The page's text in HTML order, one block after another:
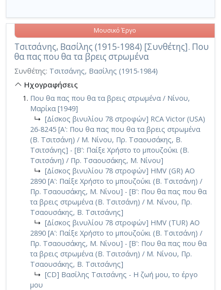
Τσιτσάνης, Βασίλης (1915-1984) [Συνθέτης]. Που
θα πας που θα τα βρεις στρωμένα
Μουσικό Έργο
Συνθέτης: Τσιτσάνης, Βασίλης (1915-1984)
Ηχογραφήσεις
Που θα πας που θα τα βρεις στρωμένα / Νίνου,
Μαρίκα [1949]
↳ [Δίσκος βινυλίου 78 στροφών] RCA Victor (USA)
26-8245 [Α': Που θα πας που θα τα βρεις στρωμένα
(Β. Τσιτσάνη) / Μ. Νίνου, Πρ. Τσαουσάκης, Β.
Τσιτσάνης] - [Β': Παίξε Χρήστο το μπουζούκι (Β.
Τσιτσάνη) / Πρ. Τσαουσάκης, Μ. Νίνου]
↳ [Δίσκος βινυλίου 78 στροφών] HMV (GR) AO
2890 [Α': Παίξε Χρήστο το μπουζούκι (Β. Τσιτσάνη) /
Πρ. Τσαουσάκης, Μ. Νίνου] - [Β': Που θα πας που θα
τα βρεις στρωμένα (Β. Τσιτσάνη) / Μ. Νίνου, Πρ.
Τσαουσάκης, Β. Τσιτσάνης]
↳ [Δίσκος βινυλίου 78 στροφών] HMV (TUR) AO
2890 [Α': Παίξε Χρήστο το μπουζούκι (Β. Τσιτσάνη) /
Πρ. Τσαουσάκης, Μ. Νίνου] - [Β': Που θα πας που θα
τα βρεις στρωμένα (Β. Τσιτσάνη) / Μ. Νίνου, Πρ.
Τσαουσάκης, Β. Τσιτσάνης]
↳ [CD] Βασίλης Τσιτσάνης - Η ζωή μου, το έργο
μου